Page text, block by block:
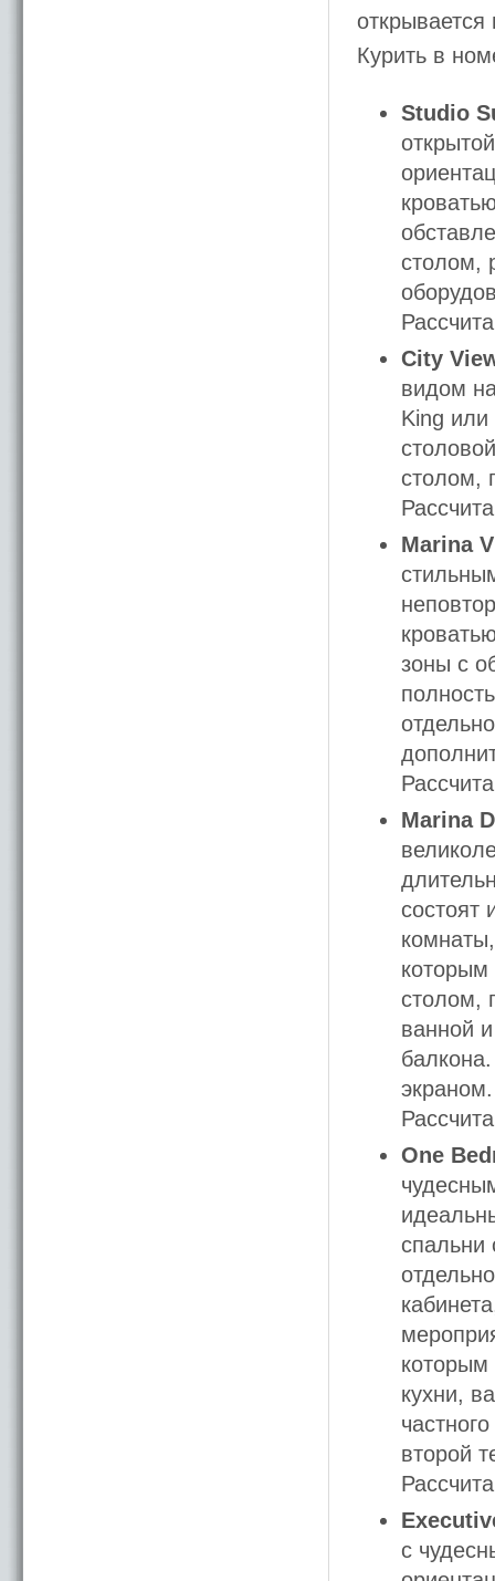
Курить в
Studio
столом,
City
видом
King или
столом,
Marina
зоны с
Marina
состоят
которым
столом,
ванной
экраном.
One
спальни
которым
кухни,
второй
с